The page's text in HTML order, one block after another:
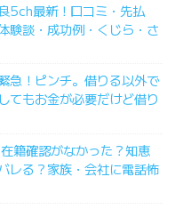
5ch最新！口コミ・先払
験談・成功例・くじら・さ
急！ピンチ。借りる以外で
てもお金が必要だけど借り
籍確認がなかった？知恵
レる？家族・会社に電話怖